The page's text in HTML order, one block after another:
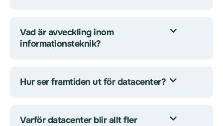
Vad är avveckling inom
informationsteknik?
Hur ser framtiden ut för datacenter?
Varför datacenter blir allt fler